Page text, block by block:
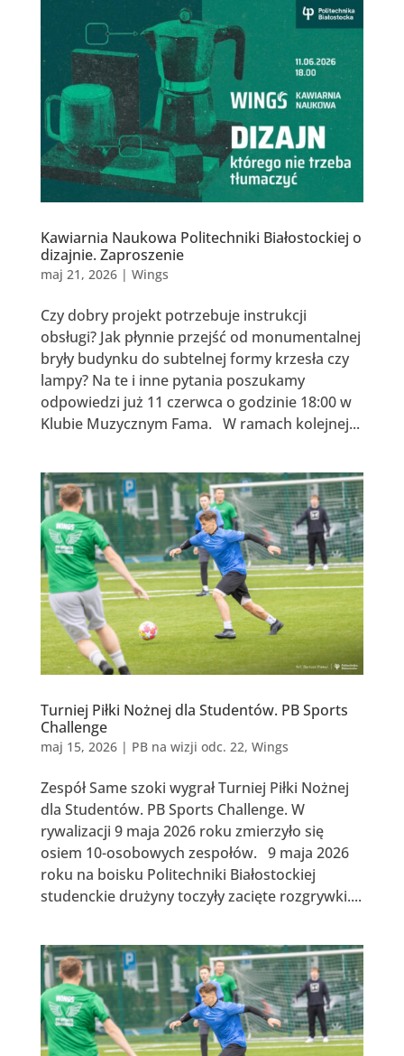
Kawiarnia Naukowa Politechniki Białostockiej o
dizajnie. Zaproszenie
maj 21, 2026| Wings
Czy dobry projekt potrzebuje instrukcji
obsługi? Jak płynnie przejść od monumentalnej
bryły budynku do subtelnej formy krzesła czy
lampy? Na te i inne pytania poszukamy
odpowiedzi już 11 czerwca o godzinie 18:00 w
Klubie Muzycznym Fama. W ramach kolejnej...
Turniej Piłki Nożnej dla Studentów. PB Sports
Challenge
maj 15, 2026| PB na wizji odc. 22, Wings
Zespół Same szoki wygrał Turniej Piłki Nożnej
dla Studentów. PB Sports Challenge. W
rywalizacji 9 maja 2026 roku zmierzyło się
osiem 10-osobowych zespołów. 9 maja 2026
roku na boisku Politechniki Białostockiej
studenckie drużyny toczyły zacięte rozgrywki....